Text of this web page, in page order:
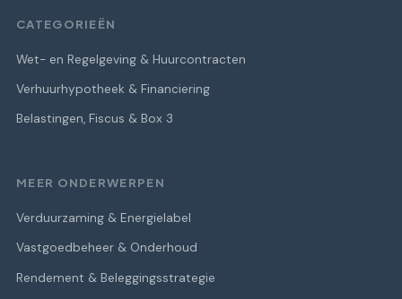
CATEGORIEËN
Wet- en Regelgeving & Huurcontracten
Verhuurhypotheek & Financiering
Belastingen, Fiscus & Box 3
MEER ONDERWERPEN
Verduurzaming & Energielabel
Vastgoedbeheer & Onderhoud
Rendement & Beleggingsstrategie